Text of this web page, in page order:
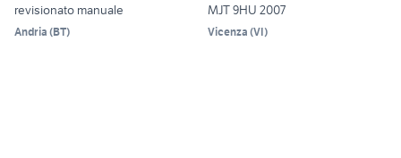
revisionato manuale
Andria (BT)
MJT 9HU 2007
Vicenza (VI)